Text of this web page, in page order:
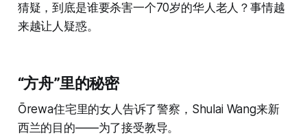
猜疑，到底是谁要杀害一个70岁的华人老人？事情越
来越让人疑惑。
“方舟”里的秘密
Ōrewa住宅里的女人告诉了警察，Shulai Wang来新
西兰的目的——为了接受教导。